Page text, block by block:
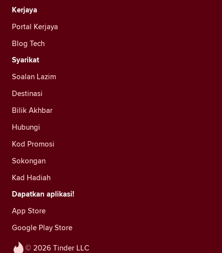
© 2026 Tinder LLC
Kerjaya
Portal Kerjaya
Blog Tech
Syarikat
Soalan Lazim
Destinasi
Bilik Akhbar
Hubungi
Kod Promosi
Sokongan
Kad Hadiah
Dapatkan aplikasi!
App Store
Google Play Store